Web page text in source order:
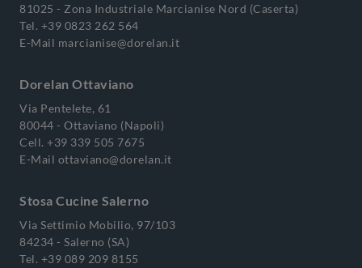
81025 - Zona Industriale Marcianise Nord (Caserta)
Tel. +39 0823 262 564
E-Mail marcianise@dorelan.it
Dorelan Ottaviano
Via Pentelete, 61
80044 - Ottaviano (Napoli)
Cell. +39 339 505 7675
E-Mail ottaviano@dorelan.it
Stosa Cucine Salerno
Via Settimio Mobilio, 97/103
84234 - Salerno (SA)
Tel. +39 089 209 8155